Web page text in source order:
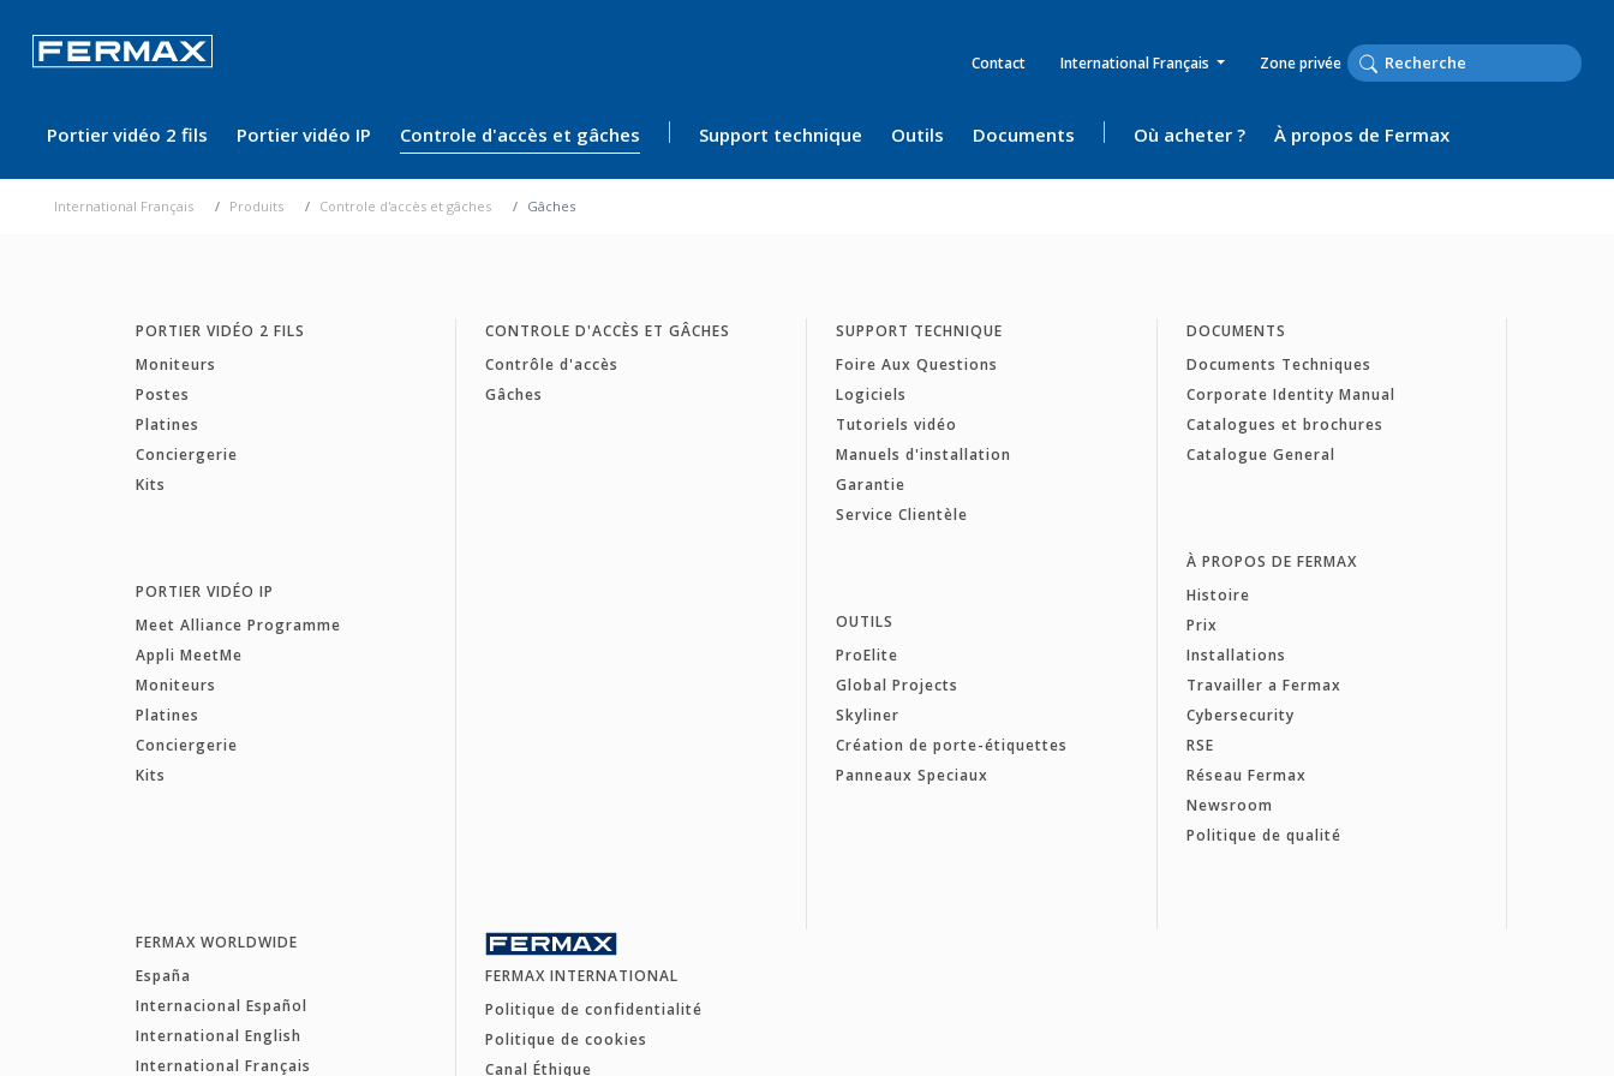
Contact International Français Zone privée
Portier vidéo 2 fils Portier vidéo IP Controle d'accès et gâches Support technique Outils Documents Où acheter ? À propos de Fermax
International Français Produits Controle d'accès et gâches Gâches
PORTIER VIDÉO 2 FILS
Moniteurs
Postes
Platines
Conciergerie
Kits
PORTIER VIDÉO IP
Meet Alliance Programme
Appli MeetMe
Moniteurs
Platines
Conciergerie
Kits
CONTROLE D'ACCÈS ET GÂCHES
Contrôle d'accès
Gâches
SUPPORT TECHNIQUE
Foire Aux Questions
Logiciels
Tutoriels vidéo
Manuels d'installation
Garantie
Service Clientèle
OUTILS
ProElite
Global Projects
Skyliner
Création de porte-étiquettes
Panneaux Speciaux
DOCUMENTS
Documents Techniques
Corporate Identity Manual
Catalogues et brochures
Catalogue General
À PROPOS DE FERMAX
Histoire
Prix
Installations
Travailler a Fermax
Cybersecurity
RSE
Réseau Fermax
Newsroom
Politique de qualité
FERMAX WORLDWIDE
España
Internacional Español
International English
International Français
FERMAX INTERNATIONAL
Politique de confidentialité
Politique de cookies
Canal Éthique